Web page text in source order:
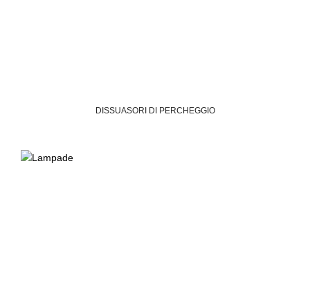
DISSUASORI DI PERCHEGGIO